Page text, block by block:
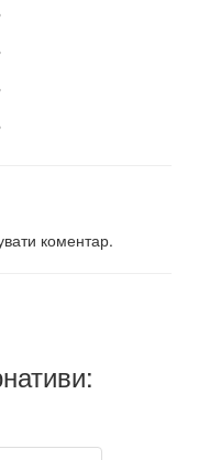
коментар.